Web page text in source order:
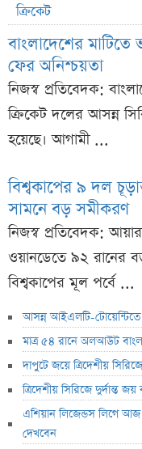
ক্রিকেট
বাংলাদেশের
ফের অনিশ্চয়তা
নিজস্ব প্রতিবেদক:
ক্রিকেট দলের আসন্ন
হয়েছে। আগামী ...
বিশ্বকাপের ৯ দল
সামনে বড় সমীকরণ
নিজস্ব প্রতিবেদক:
ওয়ানডেতে ৯২ রানের
বিশ্বকাপের মূল পর্বে ...
আসন্ন আইএলটি-টোয়েন্টিতে
মাত্র ৫৪ রানে অলআউট
দাপুটে জয়ে ত্রিদেশীয়
ত্রিদেশীয় সিরিজে দুর্দান্ত
এশিয়ান লিজেন্ডস লিগে আজ
দেখবেন